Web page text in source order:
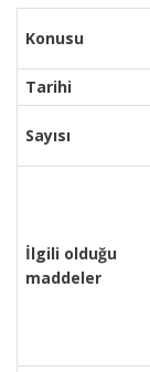
Konusu
Tarihi
Sayısı
İlgili olduğu
maddeler